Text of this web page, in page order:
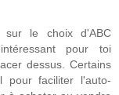
le choix d'ABC
pour toi
dessus. Certains
pour faciliter l'auto-